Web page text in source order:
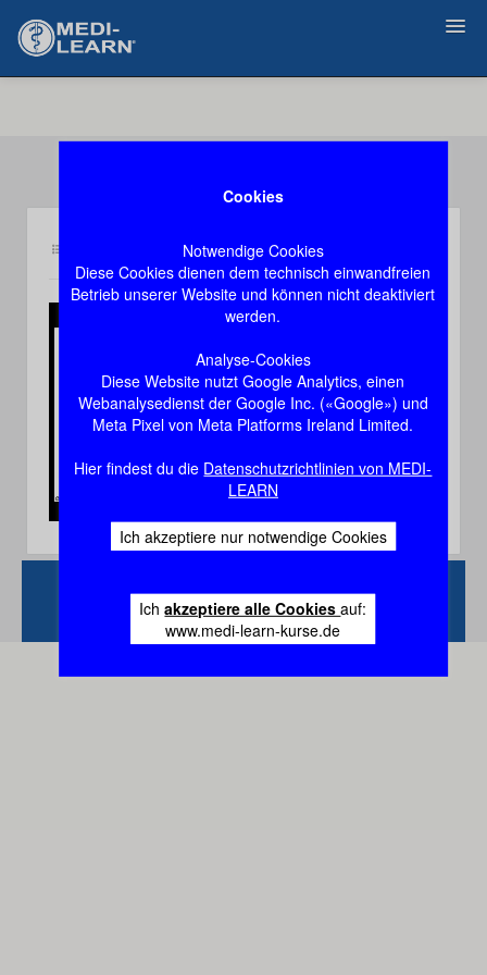
Cookies
Notwendige Cookies
Diese Cookies dienen dem technisch einwandfreien
Betrieb unserer Website und können nicht deaktiviert
werden.
Analyse-Cookies
Diese Website nutzt Google Analytics, einen
Webanalysedienst der Google Inc. («Google») und
Meta Pixel von Meta Platforms Ireland Limited.
Hier findest du die Datenschutzrichtlinien von MEDI-
LEARN
Ich akzeptiere nur notwendige Cookies
Ichakzeptiere alle Cookiesauf:
www.medi-learn-kurse.de
Demozugang, das Video stoppt nach 60 Sekunden
Video
Zurück
Vertrag
widerrufen